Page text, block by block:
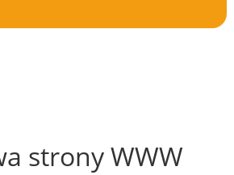
strony WWW